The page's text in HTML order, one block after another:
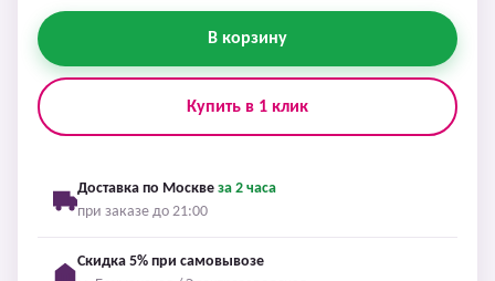
В корзину
Купить в 1 клик
Доставка по Москве за 2 часа
при заказе до 21:00
Скидка 5% при самовывозе